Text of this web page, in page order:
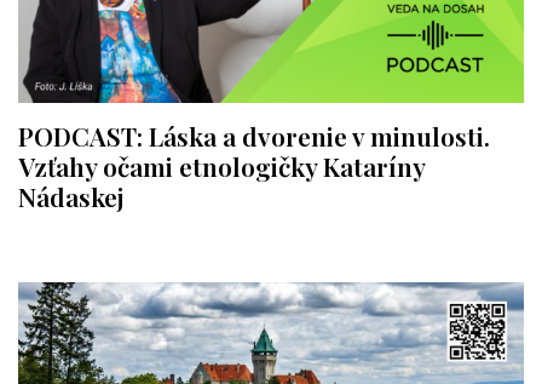
PODCAST: Láska a dvorenie v minulosti.
Vzťahy očami etnologičky Kataríny
Nádaskej